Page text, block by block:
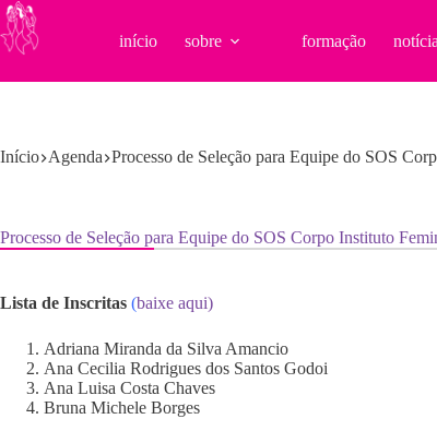
Pular
para
o
início sobre formação
Início Agenda Processo de Seleção para Equipe do SOS
Processo de Seleção para Equipe do SOS Corpo Instituto
Lista de Inscritas (baixe aqui)
Adriana Miranda da Silva Amancio
Ana Cecilia Rodrigues dos Santos Godoi
Ana Luisa Costa Chaves
Bruna Michele Borges